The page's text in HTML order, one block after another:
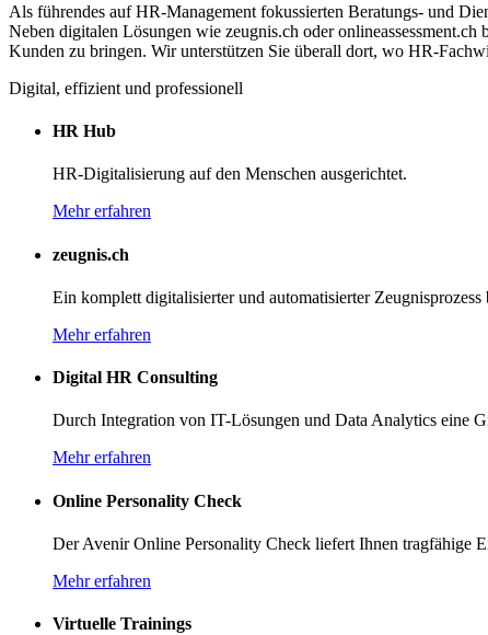
Als führendes auf HR-Management fokussierten Beratungs- und
Neben digitalen Lösungen wie zeugnis.ch oder
Kunden zu bringen. Wir unterstützen Sie überall dort, wo HR-
Digital, effizient und professionell
HR Hub
HR-Digitalisierung auf den Menschen ausgerichtet.
Mehr erfahren
zeugnis.ch
Ein komplett digitalisierter und automatisierter
Mehr erfahren
Digital HR Consulting
Durch Integration von IT-Lösungen und Data Analytics eine
Mehr erfahren
Online Personality Check
Der Avenir Online Personality Check liefert Ihnen tragfähige
Mehr erfahren
Virtuelle Trainings